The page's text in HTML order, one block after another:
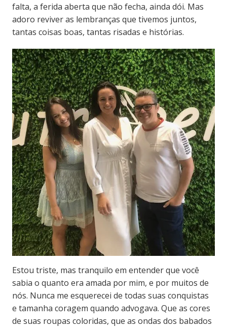
falta, a ferida aberta que não fecha, ainda dói. Mas
adoro reviver as lembranças que tivemos juntos,
tantas coisas boas, tantas risadas e histórias.
Estou triste, mas tranquilo em entender que você
sabia o quanto era amada por mim, e por muitos de
nós. Nunca me esquerecei de todas suas conquistas
e tamanha coragem quando advogava. Que as cores
de suas roupas coloridas, que as ondas dos babados